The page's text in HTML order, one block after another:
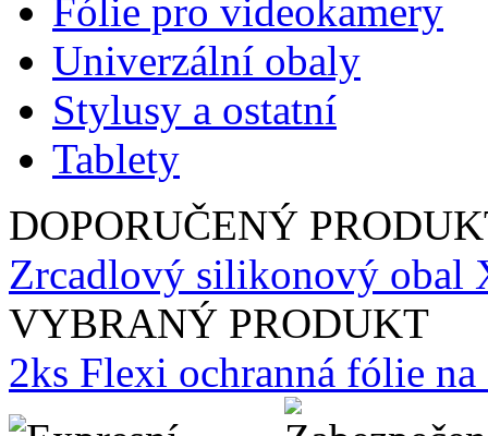
Fólie pro videokamery
Univerzální obaly
Stylusy a ostatní
Tablety
DOPORUČENÝ
Zrcadlový silikonový obal
VYBRANÝ PRODUKT
2ks Flexi ochranná fólie